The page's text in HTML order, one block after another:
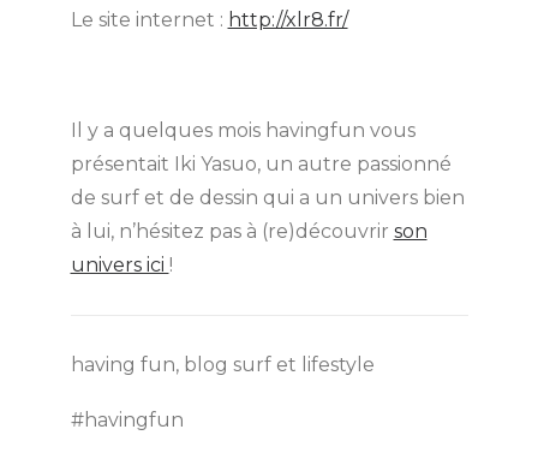
Le site internet : http://xlr8.fr/
Il y a quelques mois havingfun vous
présentait Iki Yasuo, un autre passionné
de surf et de dessin qui a un univers bien
à lui, n’hésitez pas à (re)découvrir son
univers ici !
having fun, blog surf et lifestyle
#havingfun